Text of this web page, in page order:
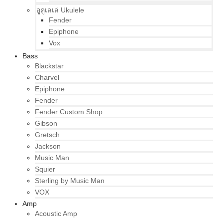
อูคูเลเล่ Ukulele
Fender
Epiphone
Vox
Bass
Blackstar
Charvel
Epiphone
Fender
Fender Custom Shop
Gibson
Gretsch
Jackson
Music Man
Squier
Sterling by Music Man
VOX
Amp
Acoustic Amp